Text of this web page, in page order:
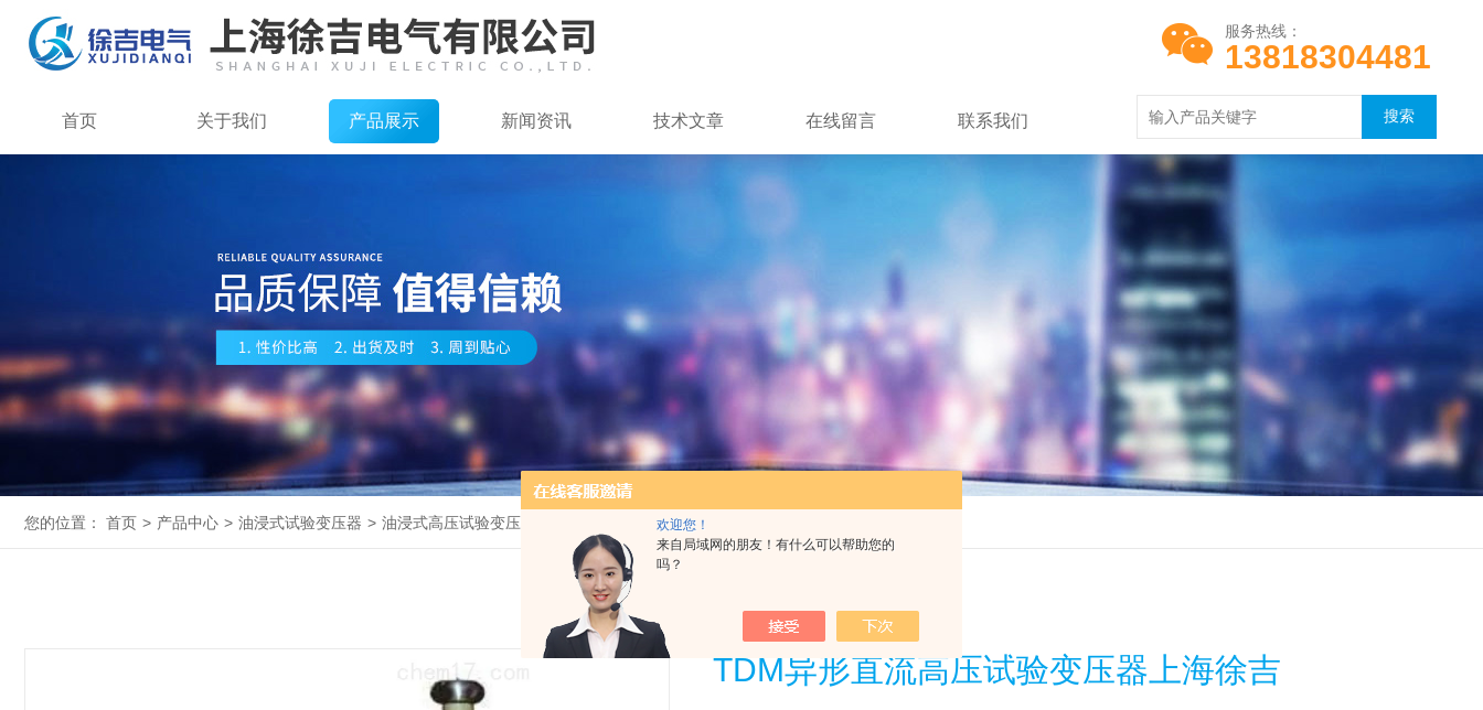
欢迎您！
来自局域网的朋友！有什么可以帮助您的
吗？
服务热线：
13818304481
首页 关于我们 产品展示 新闻资讯 技术文章 在线留言 联系我们
您的位置： 首页 > 产品中心 > 油浸式试验变压器 > 油浸式高压试验变压器 TDM异形直流高压试验变压器上海徐吉
TDM异形直流高压试验变压器上海徐吉